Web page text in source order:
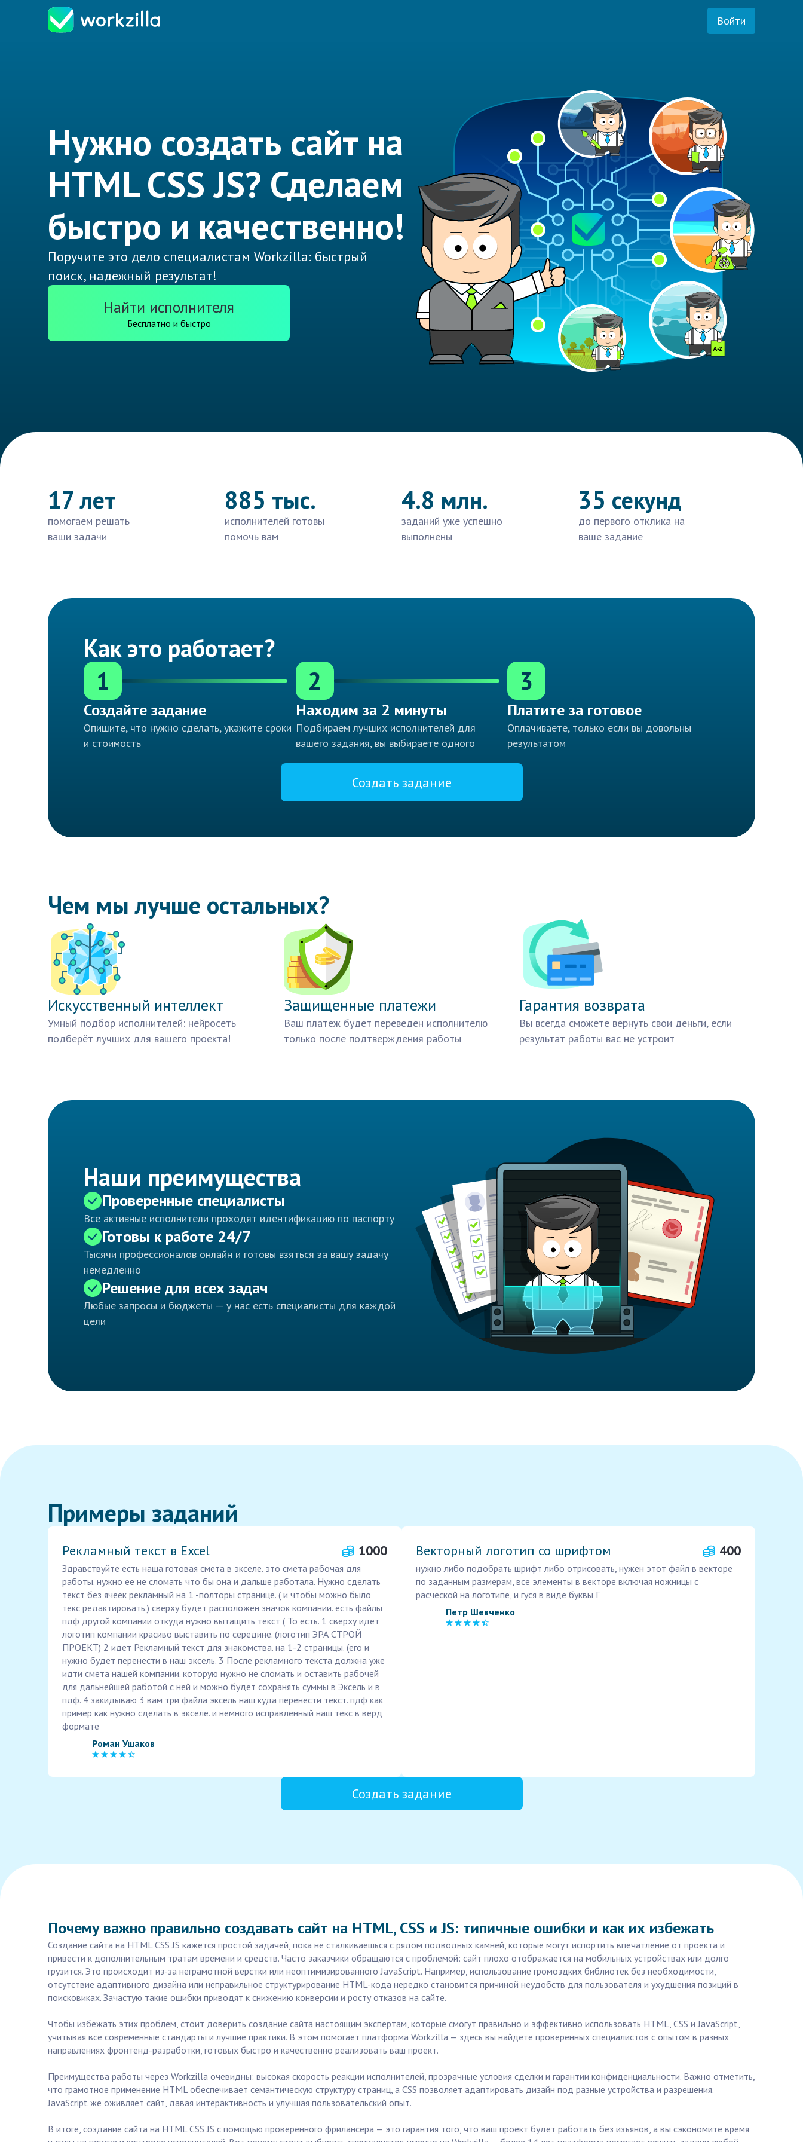
Войти
Нужно создать сайт на
HTML CSS JS? Сделаем
быстро и качественно!
Поручите это дело специалистам Workzilla: быстрый
поиск, надежный результат!
Найти исполнителя
Бесплатно и быстро
17 лет
помогаем решать
ваши задачи
885 тыс.
исполнителей готовы
помочь вам
4.8 млн.
заданий уже успешно
выполнены
35 секунд
до первого отклика на
ваше задание
Как это работает?
1
Создайте задание
Опишите, что нужно сделать, укажите сроки
и стоимость
2
Находим за 2 минуты
Подбираем лучших исполнителей для
вашего задания, вы выбираете одного
3
Платите за готовое
Оплачиваете, только если вы довольны
результатом
Создать задание
Чем мы лучше остальных?
Искусственный интеллект
Умный подбор исполнителей: нейросеть
подберёт лучших для вашего проекта!
Защищенные платежи
Ваш платеж будет переведен исполнителю
только после подтверждения работы
Гарантия возврата
Вы всегда сможете вернуть свои деньги, если
результат работы вас не устроит
Наши преимущества
Проверенные специалисты
Все активные исполнители проходят идентификацию по паспорту
Готовы к работе 24/7
Тысячи профессионалов онлайн и готовы взяться за вашу задачу
немедленно
Решение для всех задач
Любые запросы и бюджеты — у нас есть специалисты для каждой
цели
Примеры заданий
Рекламный текст в Excel 1000
Здравствуйте есть наша готовая смета в экселе. это смета рабочая для
работы. нужно ее не сломать что бы она и дальше работала. Нужно сделать
текст без ячеек рекламный на 1 -полторы странице. ( и чтобы можно было
текс редактировать.) сверху будет расположен значок компании. есть файлы
пдф другой компании откуда нужно вытащить текст ( То есть. 1 сверху идет
логотип компании красиво выставить по середине. (логотип ЭРА СТРОЙ
ПРОЕКТ) 2 идет Рекламный текст для знакомства. на 1-2 страницы. (его и
нужно будет перенести в наш эксель. 3 После рекламного текста должна уже
идти смета нашей компании. которую нужно не сломать и оставить рабочей
для дальнейшей работой с ней и можно будет сохранять суммы в Эксель и в
пдф. 4 закидываю 3 вам три файла эксель наш куда перенести текст. пдф как
пример как нужно сделать в экселе. и немного исправленный наш текс в верд
формате
Роман Ушаков
Векторный логотип со шрифтом 400
нужно либо подобрать шрифт либо отрисовать, нужен этот файл в векторе
по заданным размерам, все элементы в векторе включая ножницы с
расческой на логотипе, и гуся в виде буквы Г
Петр Шевченко
Создать задание
Почему важно правильно создавать сайт на HTML, CSS и JS: типичные ошибки и как их избежать
Создание сайта на HTML CSS JS кажется простой задачей, пока не сталкиваешься с рядом подводных камней, которые могут испортить впечатление от проекта и
привести к дополнительным тратам времени и средств. Часто заказчики обращаются с проблемой: сайт плохо отображается на мобильных устройствах или долго
грузится. Это происходит из-за неграмотной верстки или неоптимизированного JavaScript. Например, использование громоздких библиотек без необходимости,
отсутствие адаптивного дизайна или неправильное структурирование HTML-кода нередко становится причиной неудобств для пользователя и ухудшения позиций в
поисковиках. Зачастую такие ошибки приводят к снижению конверсии и росту отказов на сайте.
Чтобы избежать этих проблем, стоит доверить создание сайта настоящим экспертам, которые смогут правильно и эффективно использовать HTML, CSS и JavaScript,
учитывая все современные стандарты и лучшие практики. В этом помогает платформа Workzilla — здесь вы найдете проверенных специалистов с опытом в разных
направлениях фронтенд-разработки, готовых быстро и качественно реализовать ваш проект.
Преимущества работы через Workzilla очевидны: высокая скорость реакции исполнителей, прозрачные условия сделки и гарантии конфиденциальности. Важно отметить,
что грамотное применение HTML обеспечивает семантическую структуру страниц, а CSS позволяет адаптировать дизайн под разные устройства и разрешения.
JavaScript же оживляет сайт, давая интерактивность и улучшая пользовательский опыт.
В итоге, создание сайта на HTML CSS JS с помощью проверенного фрилансера — это гарантия того, что ваш проект будет работать без изъянов, а вы сэкономите время